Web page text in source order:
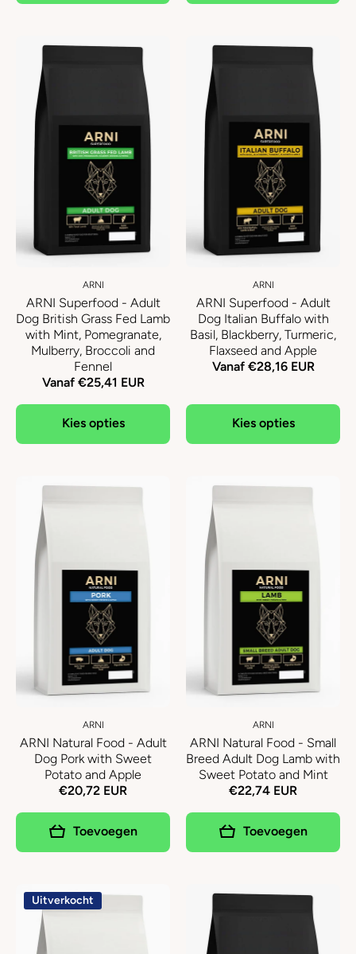
ARNI
ARNI Superfood - Adult
Dog British Grass Fed Lamb
with Mint, Pomegranate,
Mulberry, Broccoli and
Fennel
Vanaf €25,41 EUR
Kies opties
ARNI
ARNI Superfood - Adult
Dog Italian Buffalo with
Basil, Blackberry, Turmeric,
Flaxseed and Apple
Vanaf €28,16 EUR
Kies opties
ARNI
ARNI Natural Food - Adult
Dog Pork with Sweet
Potato and Apple
€20,72 EUR
Toevoegen
ARNI
ARNI Natural Food - Small
Breed Adult Dog Lamb with
Sweet Potato and Mint
€22,74 EUR
Toevoegen
Uitverkocht